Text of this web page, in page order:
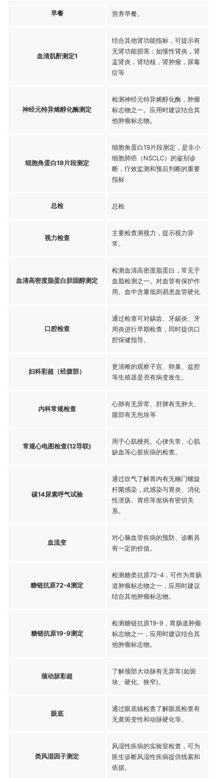
早餐 营养早餐。
血清肌酐测定1
结合其他肾功能指标，可提示有
无肾功能损害：如慢性肾炎，肾
盂肾炎，肾结核，肾肿瘤，尿毒
症等
神经元特异烯醇化酶测定
检测神经元特异烯醇化酶，肿瘤
标志物之一。应用时建议结合其
他肿瘤标志物。
细胞角蛋白19片段测定
细胞角蛋白19片段测定，是非小
细胞肺癌（NSCLC）的鉴别诊
断，疗效监测和预后判断的重要
指标
总检 总检
视力检查
主要检查测视力，提示视力异
常。
血清高密度脂蛋白胆固醇测定
检测血清高密度脂蛋白，常见于
血脂检测之一。对血管有保护作
用。血中含量低则易患血管硬化
口腔检查
通过检查可对龋齿、牙龈炎、牙
周炎进行早期检查，同时提供口
腔保健指导。
妇科彩超（经腹部）
更清晰的观察子宫、卵巢、盆腔
等生殖器是否有病变发生。
内科常规检查
心肺有无异常、肝脾有无肿大、
腹部有无包块等
常规心电图检查(12导联)
用于心肌梗死、心律失常、心肌
缺血等心脏疾病的检查。
碳14尿素呼气试验
通过吹气了解胃内有无幽门螺旋
杆菌感染，此感染与胃炎、消化
性溃疡、胃癌等发病有密切关
系。
血流变
对心脑血管疾病的预防、诊断具
有一定的价值。
糖链抗原72-4测定
检测糖类抗原72-4，可作为胃肠
道肿瘤标志物之一，应用时建议
结合其他肿瘤标志物。
糖链抗原19-9测定
检测糖链抗原19-9，胃肠道肿瘤
标志物之一，应用时建议结合其
他肿瘤标志物。
颈动脉彩超
了解颈部大动脉有无异常(如斑
块、硬化、狭窄)。
眼底
通过眼底镜检查了解眼底检查有
无黄斑变性和动脉硬化等。
类风湿因子测定
风湿性疾病的实验室检查，可为
医生诊断风湿性疾病提供线索和
依据。